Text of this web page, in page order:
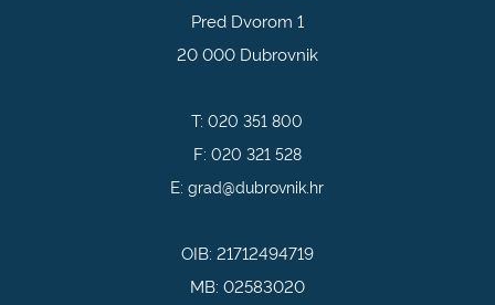
Pred Dvorom 1
20 000 Dubrovnik
T:020 351 800
F: 020 321 528
E:grad@dubrovnik.hr
OIB: 21712494719
MB: 02583020